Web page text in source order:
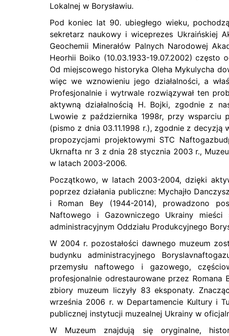
Lokalnej w Borysławiu.
Pod koniec lat 90. ubiegłego wieku,
sekretarz naukowy i wiceprezes Ukraińskiej
Geochemii Minerałów Palnych Narodowej
Heorhii Boiko (10.03.1933-19.07.2002) często
Od miejscowego historyka Oleha Mykulycha
więc we wznowieniu jego działalności, a
Profesjonalnie i wytrwale rozwiązywał ten
aktywną działalnością H. Bojki, zgodnie z
Lwowie z października 1998r, przy wsparciu
(pismo z dnia 03.11.1998 r.), zgodnie z
propozycjami projektowymi STC
Ukrnafta nr 3 z dnia 28 stycznia 2003 r.,
w latach 2003-2006.
Początkowo, w latach 2003-2004, dzięki
poprzez działania publiczne: Mychajło
i Roman Bey (1944-2014), prowadzono
Naftowego i Gazowniczego Ukrainy
administracyjnym Oddziału Produkcyjnego
W 2004 r. pozostałości dawnego muzeum
budynku administracyjnego
przemysłu naftowego i gazowego,
profesjonalnie odrestaurowane przez
zbiory muzeum liczyły 83 eksponaty.
września 2006 r. w Departamencie Kultury i
publicznej instytucji muzealnej Ukrainy w
W Muzeum znajdują się oryginalne,